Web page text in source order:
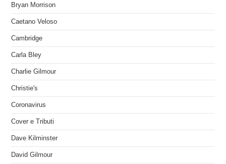
Bryan Morrison
Caetano Veloso
Cambridge
Carla Bley
Charlie Gilmour
Christie's
Coronavirus
Cover e Tributi
Dave Kilminster
David Gilmour